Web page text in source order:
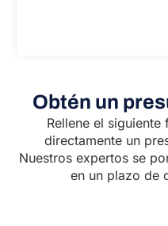
Obtén un
Rellene el
directamente un
Nuestros expertos se
en un plazo de